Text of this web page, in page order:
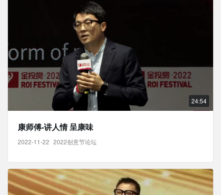
24:54
康师傅-讲人情 呈康味
2022-11-22 2022创意节论坛